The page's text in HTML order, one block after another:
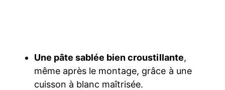
Une pâte sablée bien croustillante,
même après le montage, grâce à une
cuisson à blanc maîtrisée.